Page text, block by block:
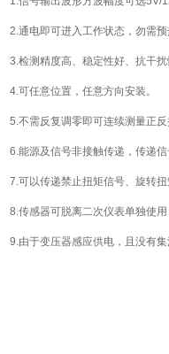
2.通电即可进入工作状态，勿需
3.检测精度高、稳定性好、抗干
4.可任意位置，任意方向安装。
5.不需反复调零即可连续测量正
6.能源及信号非接触传递，传递
7.可以传递禁止扭矩信号、旋转
8.传感器可脱离二次仪表单独使
9.由于变压器感应供电，且没有